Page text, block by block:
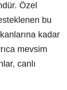
Özel
bu
kadar
mevsim
canlı